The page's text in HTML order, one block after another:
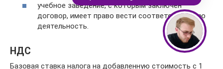
учебное заведение, с которым заключен
договор, имеет право вести соответствующую
деятельность.
НДС
Базовая ставка налога на добавленную стоимость с 1